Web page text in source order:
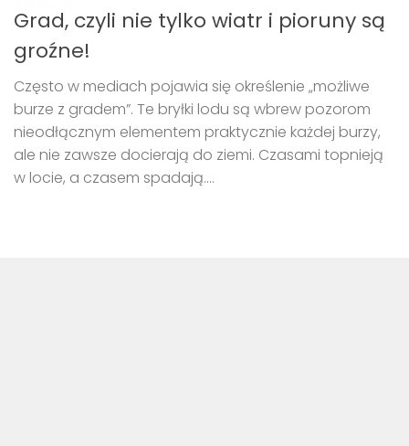
Grad, czyli nie tylko wiatr i pioruny są
groźne!
Często w mediach pojawia się określenie „możliwe
burze z gradem”. Te bryłki lodu są wbrew pozorom
nieodłącznym elementem praktycznie każdej burzy,
ale nie zawsze docierają do ziemi. Czasami topnieją
w locie, a czasem spadają....